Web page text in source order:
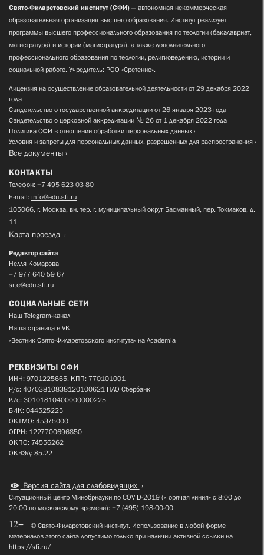
Свято-Филаретовский институт (СФИ) — автономная некоммерческая
образовательная организация высшего образования. Институт реализует
программы высшего профессионального образования по теологии (бакалавриат,
магистратура) и истории (магистратура), а также дополнительного
профессионального образования по теологии, религиоведению, истории и
социальной работе. Учредитель: РОО «Сретение».
Лицензия на осуществление образовательной деятельности от 29 декабря 2022
года
Свидетельство о государственной аккредитации от 26 января 2023 года
Свидетельство о церковной аккредитации № 26 от 1 декабря 2022 года
Политика СФИ в отношении обработки персональных данных
Условия и запреты для персональных данных, разрешенных для распространения
Все документы
КОНТАКТЫ
Телефон: +7 495 623 03 80
E-mail: info@edu.sfi.ru
105066, г. Москва, вн. тер. г. муниципальный округ Басманный, пер. Токмаков, д.
11
Карта проезда
Редактор сайта
Нелля Комарова
+7 977 640 59 67
site@edu.sfi.ru
СОЦИАЛЬНЫЕ СЕТИ
Наш Telegram-канал
Наша страница в VK
«Вестник Свято-Филаретовского института» на Academia
РЕКВИЗИТЫ СФИ
ИНН: 9701225665, КПП: 770101001
Р/с: 40703810838120100621 ПАО Сбербанк
К/с: 30101810400000000225
БИК: 044525225
ОКТМО: 45375000
ОГРН: 1227700696850
ОКПО: 74556262
ОКВЭД: 85.22
Версия сайта для слабовидящих
Ситуационный центр Минобрнауки по COVID-2019 («Горячая линия» с 8:00 до
20:00 по московскому времени): +7 (495) 198-00-00
12+
© Свято-Филаретовский институт. Использование в любой форме
материалов этого сайта допустимо только при наличии активной ссылки на
https://sfi.ru/